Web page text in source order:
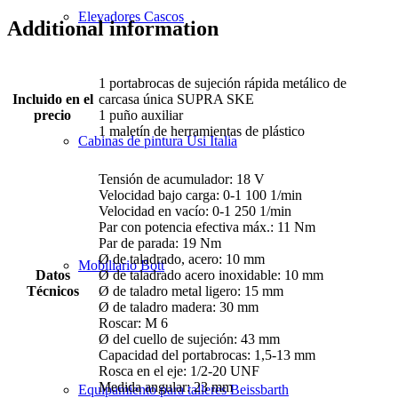
Elevadores Cascos
Cabinas de pintura Usi Italia
Mobiliario Bott
Equipamiento para talleres Beissbarth
Additional information
Incluido en el
precio
1 portabrocas de sujeción rápida metálico de
carcasa única SUPRA SKE
1 puño auxiliar
1 maletín de herramientas de plástico
Datos
Técnicos
Tensión de acumulador: 18 V
Velocidad bajo carga: 0-1 100 1/min
Velocidad en vacío: 0-1 250 1/min
Par con potencia efectiva máx.: 11 Nm
Par de parada: 19 Nm
Ø de taladrado, acero: 10 mm
Ø de taladrado acero inoxidable: 10 mm
Ø de taladro metal ligero: 15 mm
Ø de taladro madera: 30 mm
Roscar: M 6
Ø del cuello de sujeción: 43 mm
Capacidad del portabrocas: 1,5-13 mm
Rosca en el eje: 1/2-20 UNF
Medida angular: 23 mm